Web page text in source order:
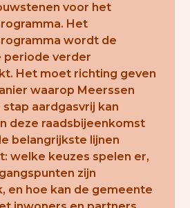
voor het
Het
wordt de
periode verder
Het moet richting geven
waarop Meerssen
aardgasvrij kan
deze raadsbijeenkomst
belangrijkste lijnen
welke keuzes spelen er,
zijn
en hoe kan de gemeente